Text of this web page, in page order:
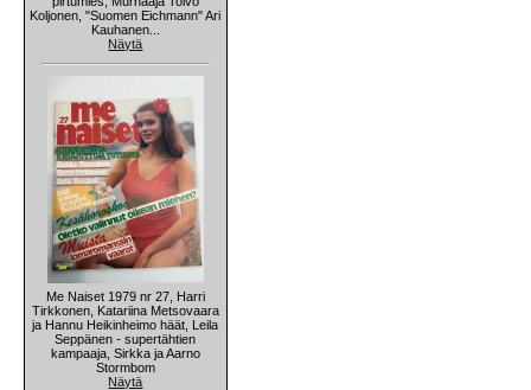
Koljonen, "Suomen Eichmann" Ari
Kauhanen...
Näytä
Me Naiset 1979 nr 27, Harri
Tirkkonen, Katariina Metsovaara
ja Hannu Heikinheimo häät, Leila
Seppänen - supertähtien
kampaaja, Sirkka ja Aarno
Stormbom
Näytä